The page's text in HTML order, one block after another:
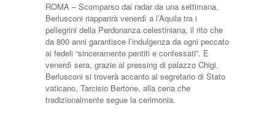
ROMA – Scomparso dai radar da una settimana,
Berlusconi riapparirà venerdì a l’Aquila tra i
pellegrini della Perdonanza celestiniana, il rito che
da 800 anni garantisce l’indulgenza da ogni peccato
ai fedeli “sinceramente pentiti e confessati”. E
venerdì sera, grazie al pressing di palazzo Chigi,
Berlusconi si troverà accanto al segretario di Stato
vaticano, Tarcisio Bertone, alla cena che
tradizionalmente segue la cerimonia.